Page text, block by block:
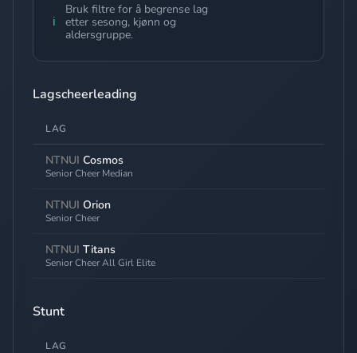
ℹ️
Bruk filtre for å begrense lag
etter sesong, kjønn og
aldersgruppe.
Lagscheerleading
LAG
NTNUI Cosmos
Senior Cheer Median
NTNUI Orion
Senior Cheer
NTNUI Titans
Senior Cheer All Girl Elite
Stunt
LAG